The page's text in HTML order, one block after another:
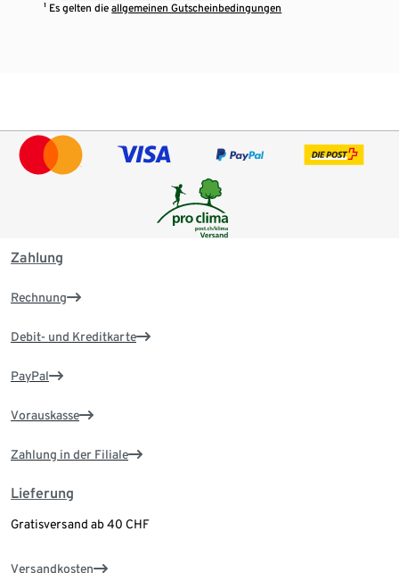
¹ Es gelten dieallgemeinen Gutscheinbedingungen
Zahlung
Rechnung
Debit- und Kreditkarte
PayPal
Vorauskasse
Zahlung in der Filiale
Lieferung
Gratisversand ab 40 CHF
Versandkosten